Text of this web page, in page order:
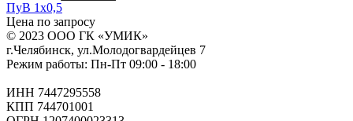
ПуВ 1х0,5
Цена по запросу
© 2023 ООО ГК «УМИК»
г.Челябинск, ул.Молодогвардейцев 7
Режим работы: Пн-Пт 09:00 - 18:00
ИНН 7447295558
КПП 744701001